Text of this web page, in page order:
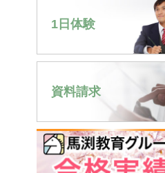
1日体験
資料請求